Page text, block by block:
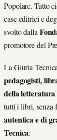
Popolare. Tutto
case editrici e
svolto dalla
promotore del
La Giuria
pedagogisti,
della
tutti i libri, senza
autentica e di
Tecnica: